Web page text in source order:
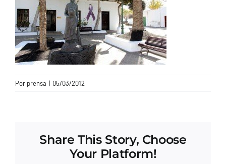
Por prensa | 05/03/2012
Share This Story, Choose
Your Platform!